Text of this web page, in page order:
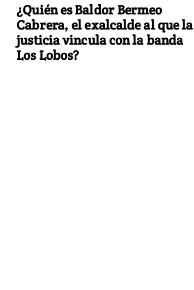
¿Quién es Baldor Bermeo
Cabrera, el exalcalde al que la
justicia vincula con la banda
Los Lobos?